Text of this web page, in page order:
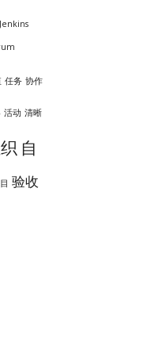
Jenkins
任务 协作
活动 清晰
自
验收